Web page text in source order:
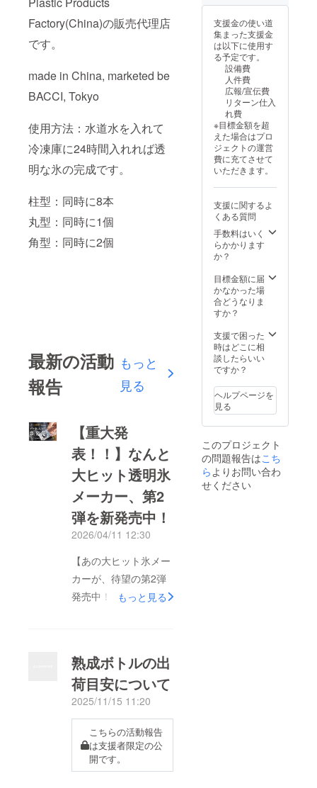
Factory(China)の販売代理店
です。
made in China, marketed be
BACCI, Tokyo
使用方法：水道水を入れて
冷凍庫に24時間入れれば透
明な氷の完成です。
柱型：同時に8本
丸型：同時に1個
角型：同時に2個
最新の活動
報告
もっと
見る
【重大発
表！！】なんと
大ヒット透明氷
メーカー、第2
弾を新発売中！
2026/04/11 12:30
【あの大ヒット氷メー
カーが、待望の第2弾
発売中！】こんにち
破！＞＞透明氷メー
カー第2弾、支援額
1,000万円突破しまし
た！！本当にありがと
うございます！第2弾
は、ただの改良ではな
く、“氷の楽しみ方が
もっと見る
熟成ボトルの出
荷目安について
2025/11/15 11:20
こちらの活動報告
は支援者限定の公
開です。
支援金の使い道
集まった支援金
は以下に使用す
る予定です。
設備費
人件費
広報/宣伝費
リターン仕入
れ費
※目標金額を超
えた場合はプロ
ジェクトの運営
費に充てさせて
いただきます。
支援に関するよ
くある質問
手数料はいく
らかかります
か？
目標金額に届
かなかった場
合どうなりま
すか？
支援で困った
時はどこに相
談したらいい
ですか？
ヘルプページを
見る
このプロジェクト
の問題報告はこち
らよりお問い合わ
せください